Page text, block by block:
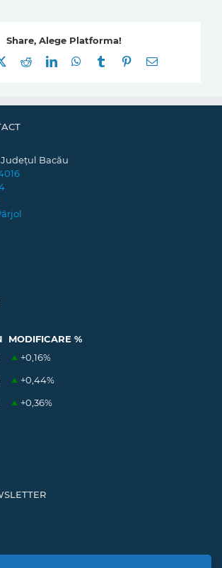
Share, Alege Platforma!
RedditLinkedInWhatsApp
Tumblr Pinterest
E-
Bacău
MODIFICARE %
+0,16%
+0,44%
+0,36%